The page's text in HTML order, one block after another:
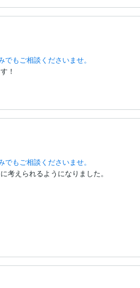
もご相談くださいませ。
！
もご相談くださいませ。
考えられるようになりました。